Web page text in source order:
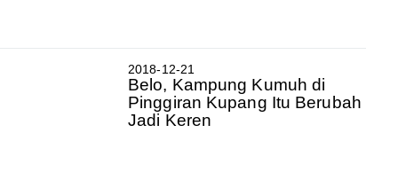
2018-12-21
Belo, Kampung Kumuh di
Pinggiran Kupang Itu Berubah
Jadi Keren